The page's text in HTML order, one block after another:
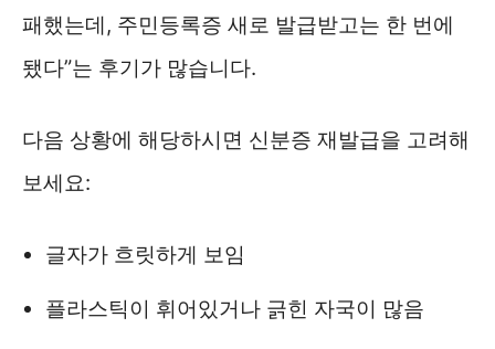
패했는데, 주민등록증 새로 발급받고는 한 번에
됐다”는 후기가 많습니다.
다음 상황에 해당하시면 신분증 재발급을 고려해
보세요:
글자가 흐릿하게 보임
플라스틱이 휘어있거나 긁힌 자국이 많음